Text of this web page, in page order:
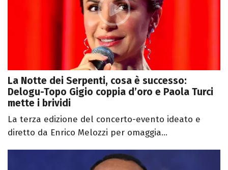
La Notte dei Serpenti, cosa è successo:
Delogu-Topo Gigio coppia d’oro e Paola Turci
mette i brividi
La terza edizione del concerto-evento ideato e
diretto da Enrico Melozzi per omaggia...